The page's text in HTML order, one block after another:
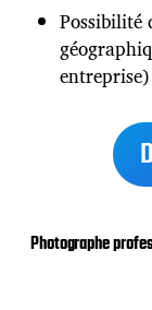
Possibilité
entreprise)
Photographe